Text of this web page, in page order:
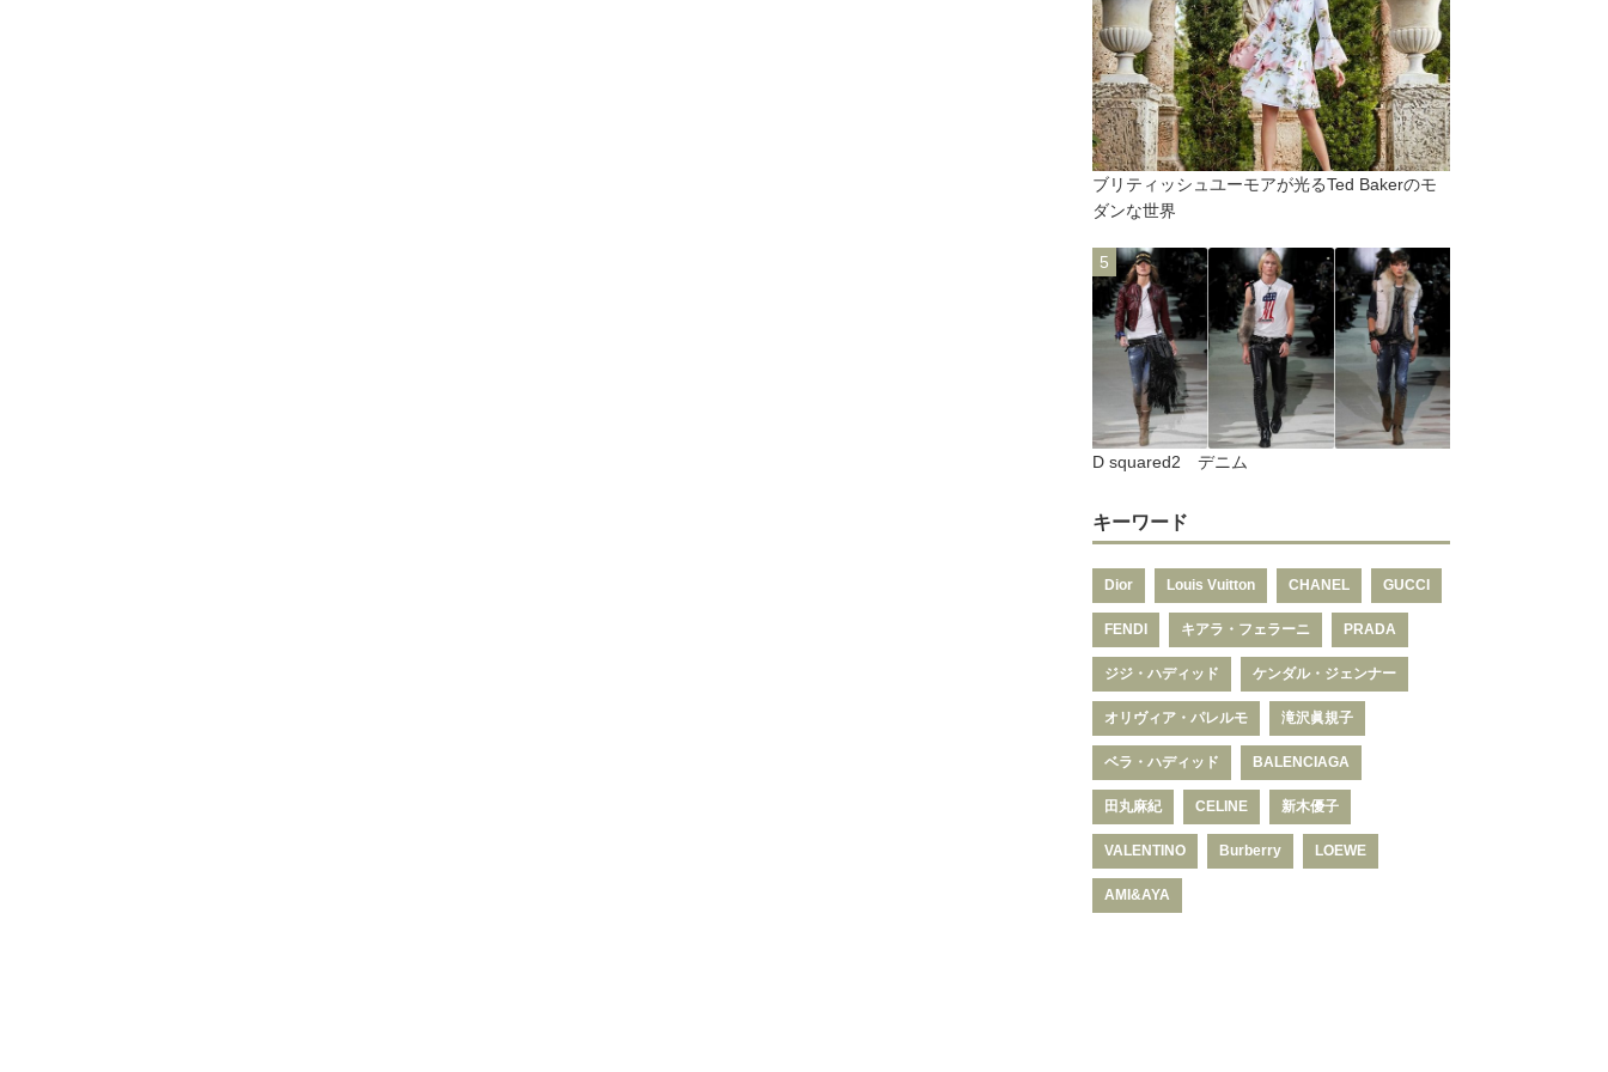
ブリティッシュユーモアが光るTed Bakerのモ
ダンな世界
D squared2 デニム
キーワード
Dior Louis Vuitton CHANEL GUCCI
FENDI キアラ・フェラーニ PRADA
ジジ・ハディッド ケンダル・ジェンナー
オリヴィア・パレルモ 滝沢眞規子
ベラ・ハディッド BALENCIAGA
田丸麻紀 CELINE 新木優子
VALENTINO Burberry LOEWE
AMI&AYA